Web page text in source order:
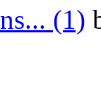
(1)